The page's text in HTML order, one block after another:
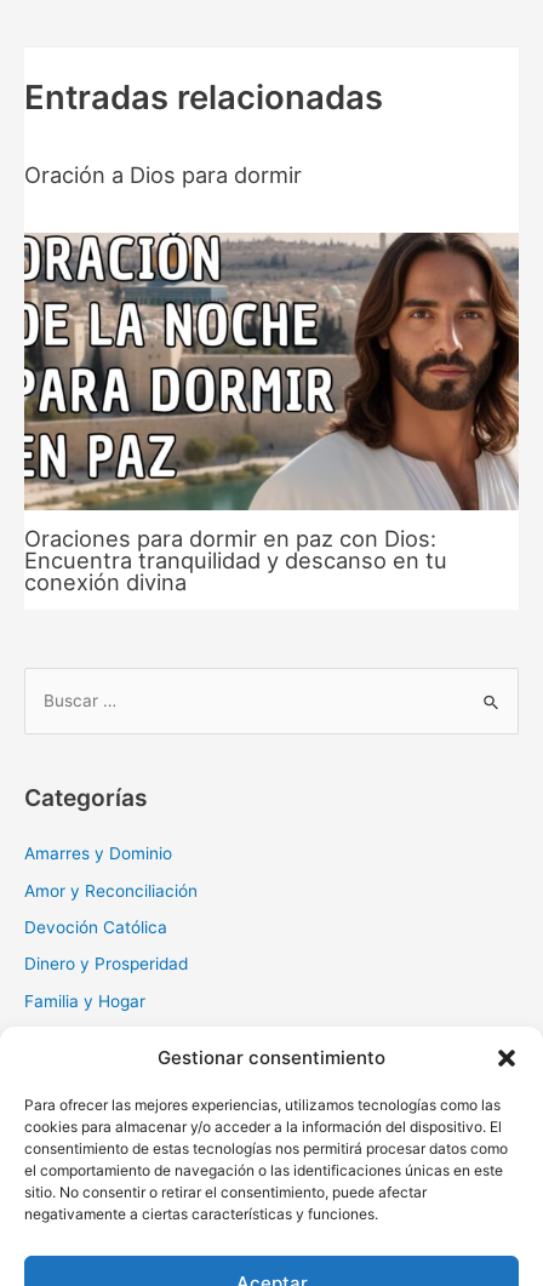
Gestionar consentimiento
Para ofrecer las mejores experiencias, utilizamos tecnologías como las
cookies para almacenar y/o acceder a la información del dispositivo. El
consentimiento de estas tecnologías nos permitirá procesar datos como
el comportamiento de navegación o las identificaciones únicas en este
sitio. No consentir o retirar el consentimiento, puede afectar
negativamente a ciertas características y funciones.
Entradas relacionadas
Oración a Dios para dormir
Oraciones para dormir en paz con Dios:
Encuentra tranquilidad y descanso en tu
conexión divina
r
Categorías
Amarres y Dominio
Amor y Reconciliación
Devoción Católica
Dinero y Prosperidad
Familia y Hogar
Muerte y Difuntos
Oraciones Diarias
Otras
Protección y Liberación
Salud y Sanación